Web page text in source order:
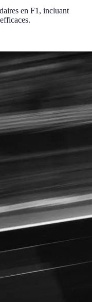
en F1, incluant